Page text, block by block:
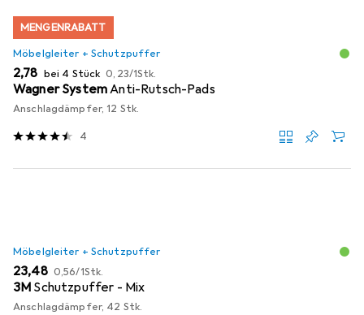
MENGENRABATT
Möbelgleiter + Schutzpuffer
EUR
2,78 bei 4 Stück EUR
0,23/1Stk.
Wagner SystemAnti-Rutsch-Pads
Anschlagdämpfer, 12 Stk.
4
Möbelgleiter + Schutzpuffer
EUR
23,48 EUR
0,56/1Stk.
3M Schutzpuffer - Mix
Anschlagdämpfer, 42 Stk.